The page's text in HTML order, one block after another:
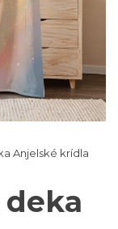
Anjelské krídla